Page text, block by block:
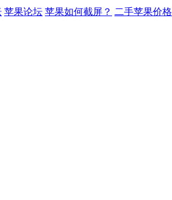
苹果论坛 苹果如何截屏？ 二手苹果价格